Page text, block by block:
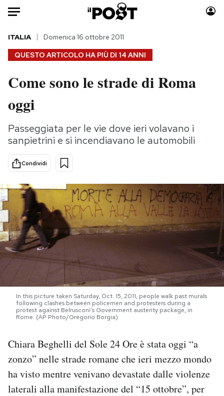
Auto
HOME
Italia
Politica
Tecnologia
Internet
Scienza
Cultura
Economia
Sport
Moda
Storie/Idee
Ok Boomer!
Altrecose
Mondiali calcio 2026
PODCAST
NEWSLETTER
I MIEI PREFERITI
SHOP
CALENDARIO
QUESTO ARTICOLO HA PIÙ DI 14 ANNI
ITALIA Domenica 16 ottobre 2011
Come sono le strade di Roma
oggi
Passeggiata per le vie dove ieri volavano i
sanpietrini e si incendiavano le automobili
Condividi
In this picture taken Saturday, Oct. 15, 2011, people walk past murals
following clashes between policemen and protesters during a
protest against Belrusconi’s Government austerity package, in
Rome. (AP Photo/Gregorio Borgia)
Chiara Beghelli del Sole 24 Ore è stata oggi “a
zonzo” nelle strade romane che ieri mezzo mondo
ha visto mentre venivano devastate dalle violenze
laterali alla manifestazione del “15 ottobre”, per